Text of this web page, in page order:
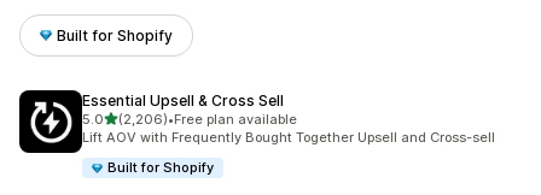
Built for Shopify
Essential Upsell & Cross Sell
5.05つ星中
(2,206)
合計レビュー数：2206件
•Free plan available
Lift AOV with Frequently Bought Together Upsell and Cross-sell
Built for Shopify